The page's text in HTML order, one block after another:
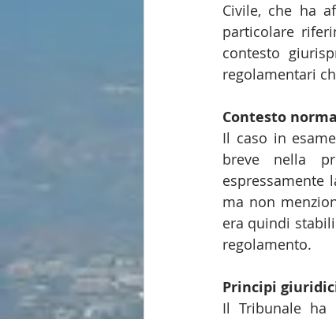
Civile, che ha
particolare
contesto
regolamentari
Contesto
Il caso in
breve nella
espressamente
ma non
era quindi
regolamento.
Principi
Il Tribunale ha